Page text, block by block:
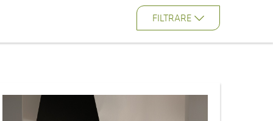
FILTRARE